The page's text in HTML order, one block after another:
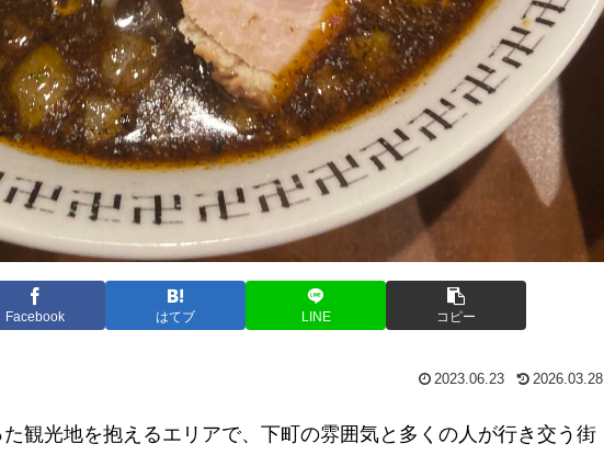
Facebook はてブ LINE コピー
2023.06.23 2026.03.28
観光地を抱えるエリアで、下町の雰囲気と多くの人が行き交う街